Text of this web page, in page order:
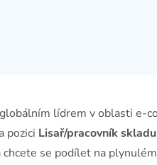
lídrem v oblasti e-
pozici Lisař/pracovník
chcete se podílet na